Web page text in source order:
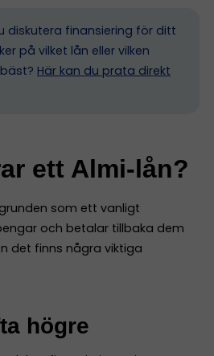
diskutera finansiering för ditt
på vilket lån eller vilken
Här kan du prata direkt
ett Almi-lån?
som ett vanligt
och betalar tillbaka dem
det finns några viktiga
högre